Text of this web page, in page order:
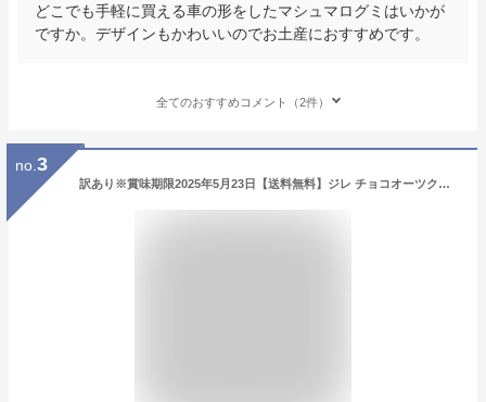
どこでも手軽に買える車の形をしたマシュマログミはいかが
ですか。デザインもかわいいのでお土産におすすめです。
全てのおすすめコメント（2件）
no. 3
訳あり※賞味期限2025年5月23日【送料無料】ジレ チョコオーツクリスプ 450g クリスピーオーツクッキー チョコレートクッキー チョコクッキー 焼菓子 おかし おやつ スイーツ GILLE CHOCO OAT CRISPS バレンタイン ホワイトデー プレゼント コストコ